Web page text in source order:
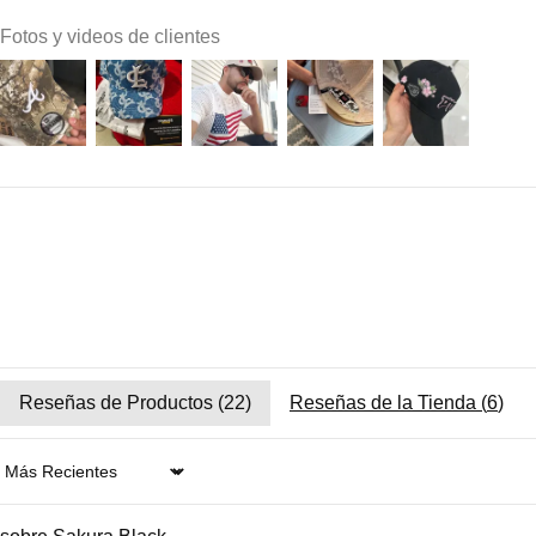
Fotos y videos de clientes
Reseñas de Productos (22) Reseñas de la Tienda (6)
Sort by